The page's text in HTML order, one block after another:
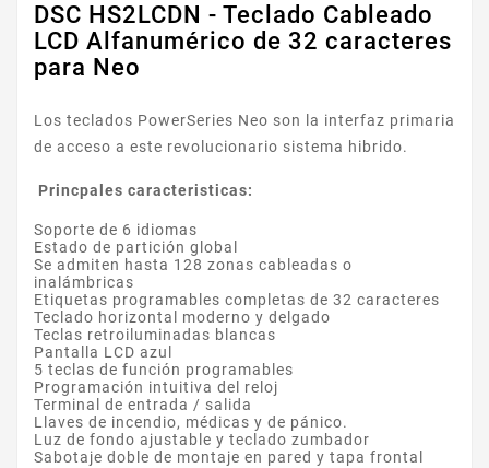
DSC HS2LCDN - Teclado Cableado
LCD Alfanumérico de 32 caracteres
para Neo
Los teclados PowerSeries Neo son la interfaz primaria
de acceso a este revolucionario sistema hibrido.
Princpales caracteristicas:
Soporte de 6 idiomas
Estado de partición global
Se admiten hasta 128 zonas cableadas o
inalámbricas
Etiquetas programables completas de 32 caracteres
Teclado horizontal moderno y delgado
Teclas retroiluminadas blancas
Pantalla LCD azul
5 teclas de función programables
Programación intuitiva del reloj
Terminal de entrada / salida
Llaves de incendio, médicas y de pánico.
Luz de fondo ajustable y teclado zumbador
Sabotaje doble de montaje en pared y tapa frontal